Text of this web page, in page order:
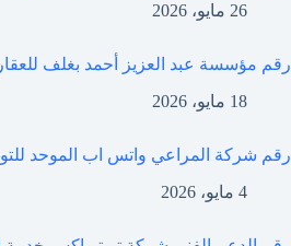
26 مايو، 2026
رقم مؤسسة عبد العزيز أحمد بغلف
18 مايو، 2026
رقم شركة المراعي واتس اب الموحد
4 مايو، 2026